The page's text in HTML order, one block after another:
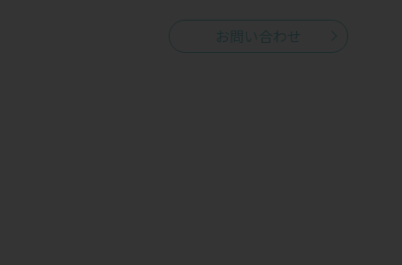
お問い合わせ